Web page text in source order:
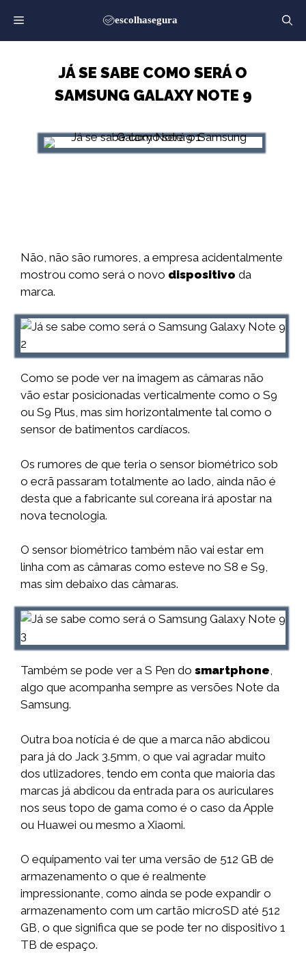
para
o
JÁ SE SABE COMO SERÁ O
SAMSUNG GALAXY NOTE 9
Não, não são rumores, a empresa acidentalmente
mostrou como será o novo dispositivo da
marca.
Como se pode ver na imagem as câmaras não
vão estar posicionadas verticalmente como o S9
ou S9 Plus, mas sim horizontalmente tal como o
sensor de batimentos cardíacos.
Os rumores de que teria o sensor biométrico sob
o ecrã passaram totalmente ao lado, ainda não é
desta que a fabricante sul coreana irá apostar na
nova tecnologia.
O sensor biométrico também não vai estar em
linha com as câmaras como esteve no S8 e S9,
mas sim debaixo das câmaras.
Também se pode ver a S Pen do smartphone,
algo que acompanha sempre as versões Note da
Samsung.
Outra boa notícia é de que a marca não abdicou
para já do Jack 3.5mm, o que vai agradar muito
dos utlizadores, tendo em conta que maioria das
marcas já abdicou da entrada para os auriculares
nos seus topo de gama como é o caso da Apple
ou Huawei ou mesmo a Xiaomi.
O equipamento vai ter uma versão de 512 GB de
armazenamento o que é realmente
impressionante, como ainda se pode expandir o
armazenamento com um cartão microSD até 512
GB, o que significa que se pode ter no dispositivo 1
TB de espaço.